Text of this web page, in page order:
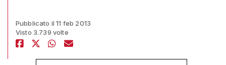
Pubblicato il 11 feb 2013
Visto 3.739 volte